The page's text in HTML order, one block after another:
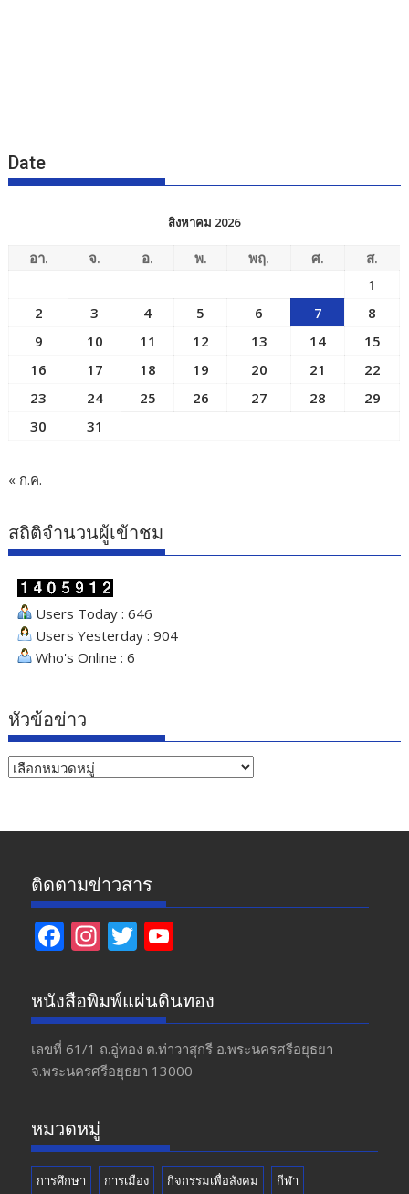
Date
สิงหาคม 2026
อา. จ. อ. พ. พฤ. ศ.
ส.
1
2
3 4 5 6 7
8
9
10 11 12 13 14
15
16
17 18 19 20 21
22
23
24 25 26 27 28
29
30
31
« ก.ค.
สถิติจำนวนผู้เข้าชม
Users Today : 646
Users Yesterday : 904
Who's Online : 6
หัวข้อข่าว
หัวข้อ
ติดตามข่าวสาร
F
e
b
o
o
In
a
gr
a
m
T
itt
er
u
T
u
b
หนังสือพิมพ์แผ่นดินทอง
เลขที่ 61/1 ถ.อู่ทอง​ ต.​ท่าวาสุกรี​ อ.พระนครศรีอยุธยา​
จ.พระนครศรีอยุธยา 13000
หมวดหมู่
การศึกษา การเมือง กิจกรรมเพื่อสังคม กีฬา